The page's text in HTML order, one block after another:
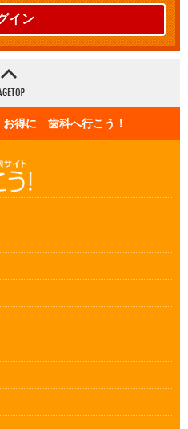
イン
お得に 歯科へ行こう！